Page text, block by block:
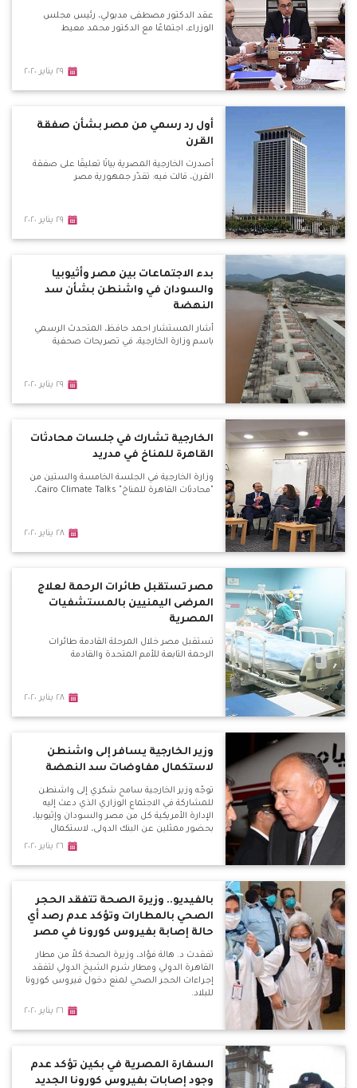
عقد الدكتور مصطفى مدبولي، رئيس مجلس
الوزراء، اجتماعًا مع الدكتور محمد معيط
٢٩ يناير ٢٠٢٠
أول رد رسمي من مصر بشأن صفقة
القرن
أصدرت الخارجية المصرية بيانًا تعليقًا على صفقة
القرن، قالت فيه: تقدّر جمهورية مصر
٢٩ يناير ٢٠٢٠
بدء الاجتماعات بين مصر وأثيوبيا
والسودان في واشنطن بشأن سد
النهضة
أشار المستشار احمد حافظ، المتحدث الرسمي
باسم وزارة الخارجية، في تصريحات صحفية
٢٩ يناير ٢٠٢٠
الخارجية تشارك في جلسات محادثات
القاهرة للمناخ في مدريد
وزارة الخارجية في الجلسة الخامسة والستين من
"محادثات القاهرة للمناخ" Cairo Climate Talks،
٢٨ يناير ٢٠٢٠
مصر تستقبل طائرات الرحمة لعلاج
المرضى اليمنيين بالمستشفيات
المصرية
تستقبل مصر خلال المرحلة القادمة طائرات
الرحمة التابعة للأمم المتحدة والقادمة
٢٨ يناير ٢٠٢٠
وزير الخارجية يسافر إلى واشنطن
لاستكمال مفاوضات سد النهضة
توجّه وزير الخارجية سامح شكري إلى واشنطن
للمشاركة في الاجتماع الوزاري الذي دعت إليه
الإدارة الأمريكية كل من مصر والسودان وإثيوبيا،
بحضور ممثلين عن البنك الدولي، لاستكمال
٢٦ يناير ٢٠٢٠
بالفيديو.. وزيرة الصحة تتفقد الحجر
الصحي بالمطارات وتؤكد عدم رصد أي
حالة إصابة بفيروس كورونا في مصر
تفقدت د. هالة فؤاد، وزيرة الصحة كلاً من مطار
القاهرة الدولي ومطار شرم الشيخ الدولي لتفقد
إجراءات الحجر الصحي لمنع دخول فيروس كورونا
للبلاد.
٢٦ يناير ٢٠٢٠
السفارة المصرية في بكين تؤكد عدم
وجود إصابات بفيروس كورونا الجديد